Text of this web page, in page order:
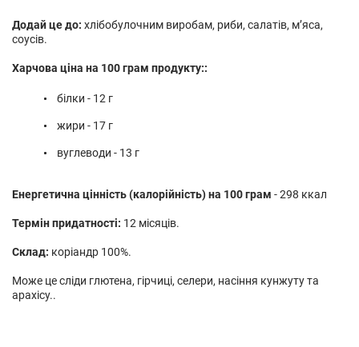
Додай це до: хлібобулочним виробам, риби, салатів, м’яса,
соусів.
Харчова ціна на 100 грам продукту::
білки - 12 г
жири - 17 г
вуглеводи - 13 г
Енергетична цінність (калорійність) на 100 грам - 298 ккал
Термін придатності: 12 місяців.
Склад: коріандр 100%.
Може це сліди глютена, гірчиці, селери, насіння кунжуту та
арахісу..